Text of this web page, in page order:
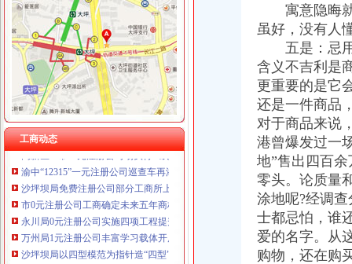
工商动态
工商动态
沙坪坝局抓住“五个关键”0元注册公司流程推动重点工作全面开展
荣昌局一元注册公司流程四举措建立与监管对象联系服务机制
万盛局五项措施加“五一”一元注册公司流程旅游市场管理见成效
江津局“两手抓”一元注册公司流程积构建食品安全监管长效机制
云局1元注册公司五措并举促农村经纪人健康发展
彭水工商局一元注册公司与公安联手整辖区旅馆业
永川局0元注册公司流程化合同帮扶制度支持涉农企业发展
高新区IT市一元注册公司场实行《先行赔付制度》
渝中“12315”一元注册公司巡查车再添便民服务新功能
沙坪坝局免费注册公司部分工商所上门验照贴花 促进监管服务两统一
市0元注册公司工商确定未来五年商标发展工作目标
永川局0元注册公司实施四项工程提升工商服务质量有实效
万州局1元注册公司丰富学习载体开展七项调研活动
沙坪坝局以四型模范为指针造“四型”0元注册公司领导班子
荣昌县四措并举促进农村土地流转
寓意隐晦就
虽好，没有人
五是：忌用
含义不吉利是
更重要的是它
还是一件商品
对于商品来说
港曾爆发过一
地”售出四百
零头。论质量
涂地呢?经调
士都忌怕，谁
爱的名字。从
购物，还在购